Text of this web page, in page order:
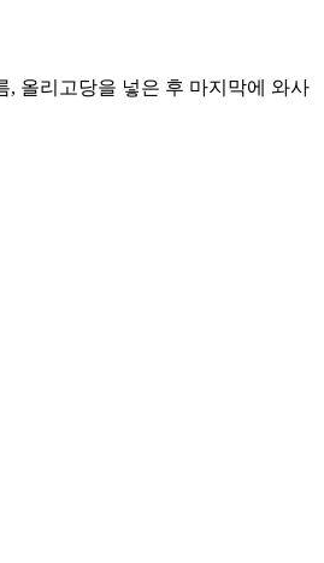
, 올리고당을 넣은 후 마지막에 와사